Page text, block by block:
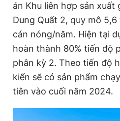
án Khu liên hợp sản xuất
Dung Quất 2, quy mô
cán nóng/năm. Hiện tại
hoàn thành 80% tiến độ
phân kỳ 2. Theo tiến độ
kiến sẽ có sản phẩm
tiên vào cuối năm 2024.